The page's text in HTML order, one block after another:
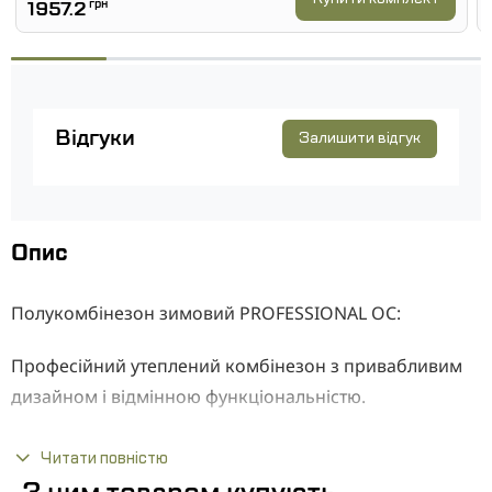
1957.2 грн
Відгуки Залишити відгук
Опис
Полукомбінезон зимовий PROFESSIONAL OC:
Професійний утеплений комбінезон з привабливим
дизайном і відмінною функціональністю.
тканини, 65% поліестеру і 35% бавовни, з дуже
Читати повністю